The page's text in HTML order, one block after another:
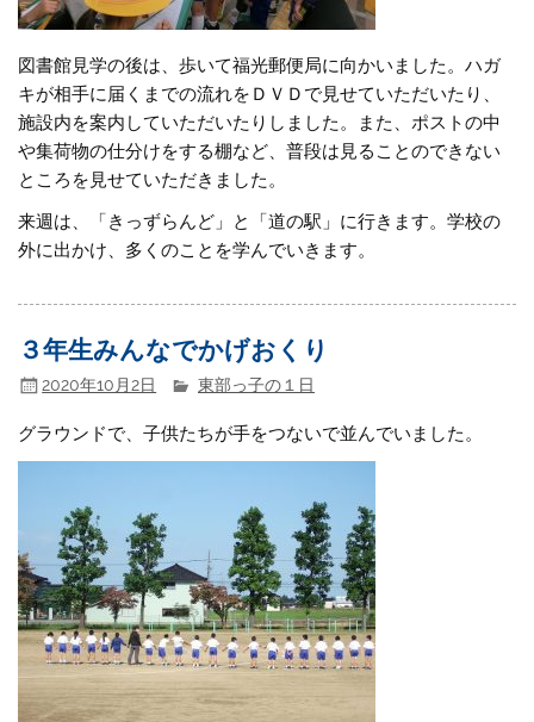
図書館見学の後は、歩いて福光郵便局に向かいました。ハガ
キが相手に届くまでの流れをＤＶＤで見せていただいたり、
施設内を案内していただいたりしました。また、ポストの中
や集荷物の仕分けをする棚など、普段は見ることのできない
ところを見せていただきました。
来週は、「きっずらんど」と「道の駅」に行きます。学校の
外に出かけ、多くのことを学んでいきます。
３年生みんなでかげおくり
2020年10月2日 東部っ子の１日
グラウンドで、子供たちが手をつないで並んでいました。